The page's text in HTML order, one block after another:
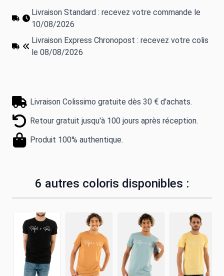
Livraison Standard : recevez votre commande le
10/08/2026
Livraison Express Chronopost : recevez votre colis
le 08/08/2026
Livraison Colissimo gratuite dès 30 € d'achats.
Retour gratuit jusqu'à 100 jours après réception.
Produit 100% authentique.
6 autres coloris disponibles :